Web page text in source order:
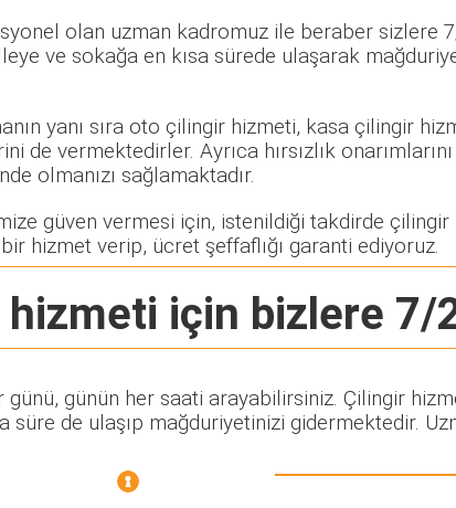
olan uzman kadromuz ile beraber sizlere
ve sokağa en kısa sürede ulaşarak
yanı sıra oto çilingir hizmeti, kasa çilingir
vermektedirler. Ayrıca hırsızlık
olmanızı sağlamaktadır.
güven vermesi için, istenildiği takdirde çilingir
hizmet verip, ücret şeffaflığı garanti ediyoruz.
hizmeti için bizlere 7/
günün her saati arayabilirsiniz. Çilingir
de ulaşıp mağduriyetinizi gidermektedir.